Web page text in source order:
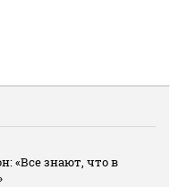
«Все знают, что в